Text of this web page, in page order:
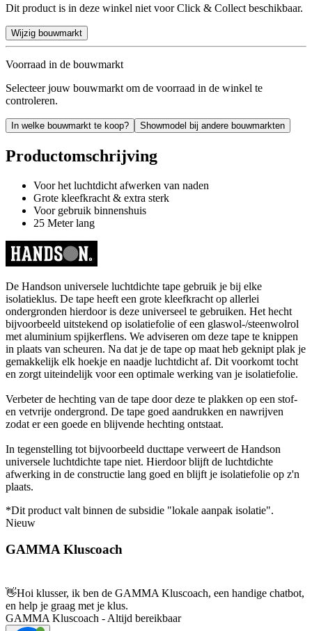
Dit product is in deze winkel niet voor Click & Collect beschikbaar.
Wijzig bouwmarkt
Voorraad in de bouwmarkt
Selecteer jouw bouwmarkt om de voorraad in de winkel te
controleren.
In welke bouwmarkt te koop? Showmodel bij andere bouwmarkten
Productomschrijving
Voor het luchtdicht afwerken van naden
Grote kleefkracht & extra sterk
Voor gebruik binnenshuis
25 Meter lang
De Handson universele luchtdichte tape gebruik je bij elke
isolatieklus. De tape heeft een grote kleefkracht op allerlei
ondergronden hierdoor is deze universeel te gebruiken. Het hecht
bijvoorbeeld uitstekend op isolatiefolie of een glaswol-/steenwolrol
met aluminium spijkerflens. We adviseren om deze tape te knippen
in plaats van scheuren. Na dat je de tape op maat heb geknipt plak je
gemakkelijk elk hoekje en naadje luchtdicht af. Dit voorkomt tocht
en zorgt uiteindelijk voor een optimale werking van je isolatiefolie.
Verbeter de hechting van de tape door deze te plakken op een stof-
en vetvrije ondergrond. De tape goed aandrukken en nawrijven
zodat er een goede en blijvende hechting ontstaat.
In tegenstelling tot bijvoorbeeld ducttape verweert de Handson
universele luchtdichte tape niet. Hierdoor blijft de luchtdichte
afwerking in de constructie lang goed en blijft je isolatiefolie op z'n
plaats.
*Dit product valt binnen de subsidie "lokale aanpak isolatie".
Nieuw
GAMMA Kluscoach
👋Hoi klusser, ik ben de GAMMA Kluscoach, een handige chatbot,
en help je graag met je klus.
GAMMA Kluscoach - Altijd bereikbaar